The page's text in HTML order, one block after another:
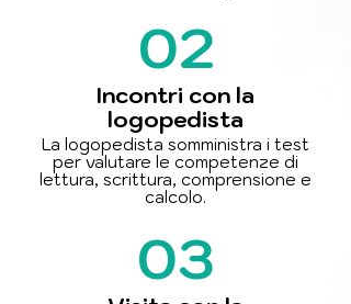
02
Incontri con la
logopedista
La logopedista somministra i test
per valutare le competenze di
lettura, scrittura, comprensione e
calcolo.
03